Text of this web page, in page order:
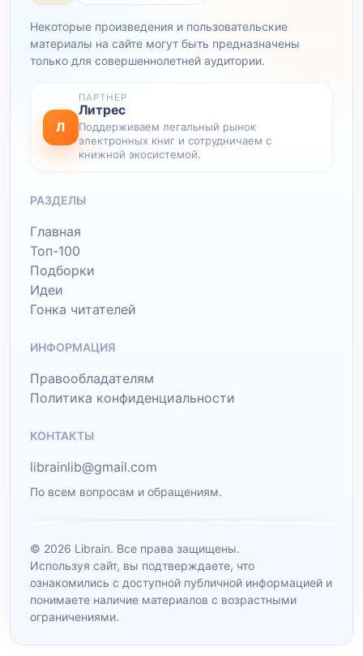
Некоторые произведения и пользовательские
материалы на сайте могут быть предназначены
только для совершеннолетней аудитории.
Л
ПАРТНЕР
Литрес
Поддерживаем легальный рынок
электронных книг и сотрудничаем с
книжной экосистемой.
РАЗДЕЛЫ
Главная
Топ-100
Подборки
Идеи
Гонка читателей
ИНФОРМАЦИЯ
Правообладателям
Политика конфиденциальности
КОНТАКТЫ
librainlib@gmail.com
По всем вопросам и обращениям.
© 2026 Librain. Все права защищены.
Используя сайт, вы подтверждаете, что
ознакомились с доступной публичной информацией и
понимаете наличие материалов с возрастными
ограничениями.